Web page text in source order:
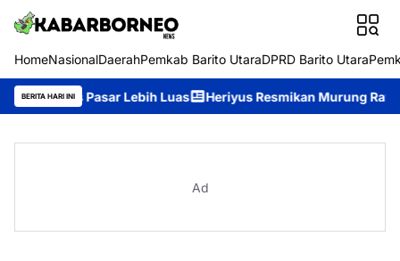
HomeNasionalDaerahPemkab Barito UtaraDPRD Barito Utara
BERITA HARI INI
Luas Heriyus Resmikan Murung Raya Expo 2026, Ajak
Ad